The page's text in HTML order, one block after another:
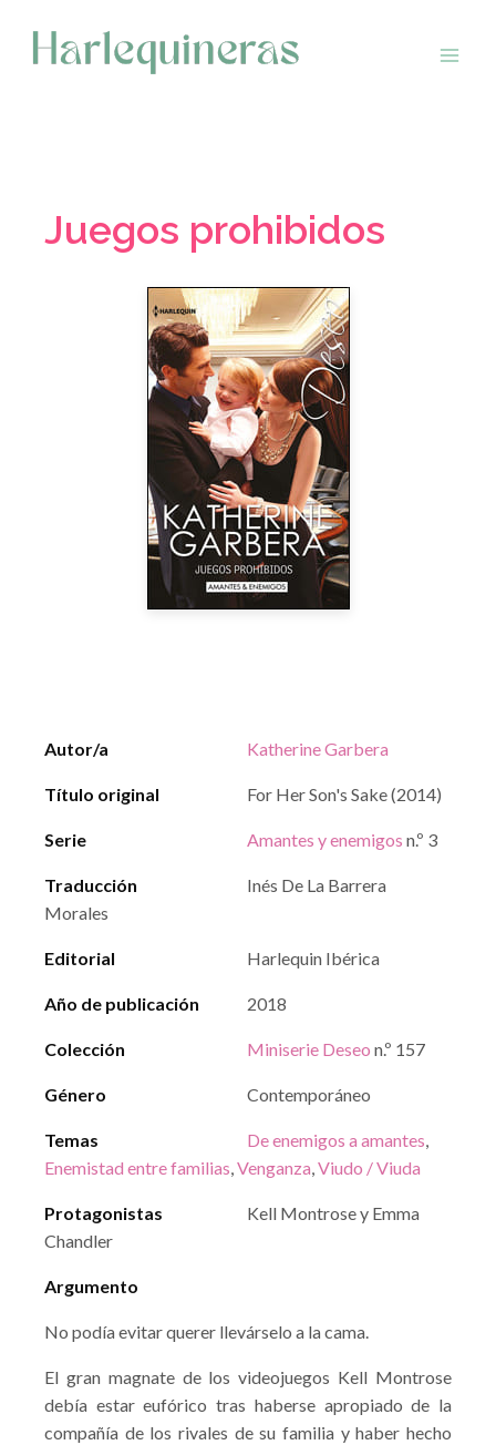
contenido
Juegos prohibidos
Autor/a Katherine Garbera
Título original For Her Son's Sake (2014)
Serie Amantes y enemigos n.º 3
Traducción
Inés De La Barrera
Morales
Editorial Harlequin Ibérica
Año de publicación 2018
Colección Miniserie Deseo n.º 157
Género Contemporáneo
Temas De enemigos a amantes,
Enemistad entre familias,Venganza,Viudo / Viuda
Protagonistas
Kell Montrose y Emma
Chandler
Argumento
No podía evitar querer llevárselo a la cama.
El gran magnate de los videojuegos Kell Montrose
debía estar eufórico tras haberse apropiado de la
compañía de los rivales de su familia y haber hecho